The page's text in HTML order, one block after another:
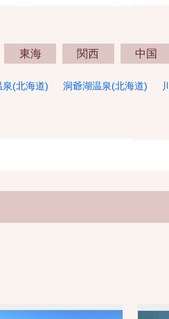
東海 関西 中国
泉(北海道) 洞爺湖温泉(北海道)